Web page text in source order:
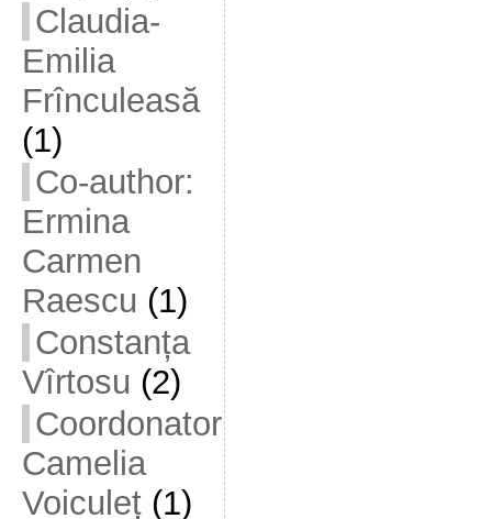
Claudia-
Emilia
Frînculeasă
(1)
Co-author:
Ermina
Carmen
Raescu (1)
Constanța
Vîrtosu (2)
Coordonator
Camelia
Voiculeț(1)